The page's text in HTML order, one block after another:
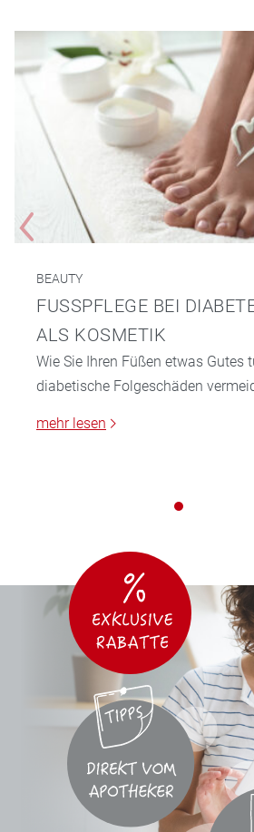
BEAUTY
FUSSPFLEGE BEI
LS KOSMETIK
Wie Sie Ihren Füßen etwas Gutes
diabetische Folgeschäden
mehr lesen